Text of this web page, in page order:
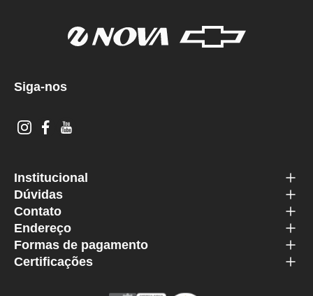
Siga-nos
Institucional
Dúvidas
Contato
Endereço
Formas de pagamento
Certificações